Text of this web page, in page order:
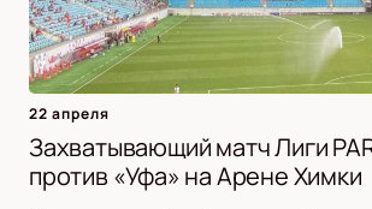
22 апреля
Захватывающий матч Лиги
против «Уфа» на Арене Химки